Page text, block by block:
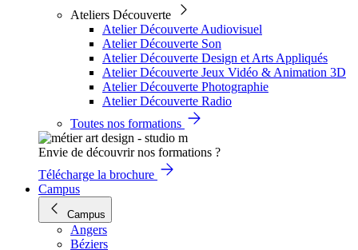
Ateliers Découverte
Atelier Découverte Audiovisuel
Atelier Découverte Son
Atelier Découverte Design et Arts Appliqués
Atelier Découverte Jeux Vidéo & Animation 3D
Atelier Découverte Photographie
Atelier Découverte Radio
Toutes nos formations
Envie de découvrir nos formations ?
Télécharge la brochure
Campus
Campus
Angers
Béziers